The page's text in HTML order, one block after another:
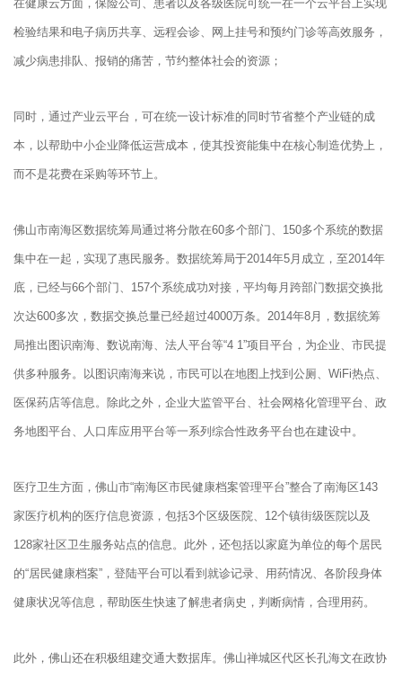
在健康云方面，保险公司、患者以及各级医院可统一在一个云平台上实现
检验结果和电子病历共享、远程会诊、网上挂号和预约门诊等高效服务，
减少病患排队、报销的痛苦，节约整体社会的资源；
同时，通过产业云平台，可在统一设计标准的同时节省整个产业链的成
本，以帮助中小企业降低运营成本，使其投资能集中在核心制造优势上，
而不是花费在采购等环节上。
佛山市南海区数据统筹局通过将分散在60多个部门、150多个系统的数据
集中在一起，实现了惠民服务。数据统筹局于2014年5月成立，至2014年
底，已经与66个部门、157个系统成功对接，平均每月跨部门数据交换批
次达600多次，数据交换总量已经超过4000万条。2014年8月，数据统筹
局推出图识南海、数说南海、法人平台等“4 1”项目平台，为企业、市民提
供多种服务。以图识南海来说，市民可以在地图上找到公厕、WiFi热点、
医保药店等信息。除此之外，企业大监管平台、社会网格化管理平台、政
务地图平台、人口库应用平台等一系列综合性政务平台也在建设中。
医疗卫生方面，佛山市“南海区市民健康档案管理平台”整合了南海区143
家医疗机构的医疗信息资源，包括3个区级医院、12个镇街级医院以及
128家社区卫生服务站点的信息。此外，还包括以家庭为单位的每个居民
的“居民健康档案”，登陆平台可以看到就诊记录、用药情况、各阶段身体
健康状况等信息，帮助医生快速了解患者病史，判断病情，合理用药。
此外，佛山还在积极组建交通大数据库。佛山禅城区代区长孔海文在政协